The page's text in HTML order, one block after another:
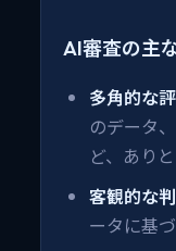
AI審査の主
多角的な
のデータ
ど、あり
客観的な
ータに基